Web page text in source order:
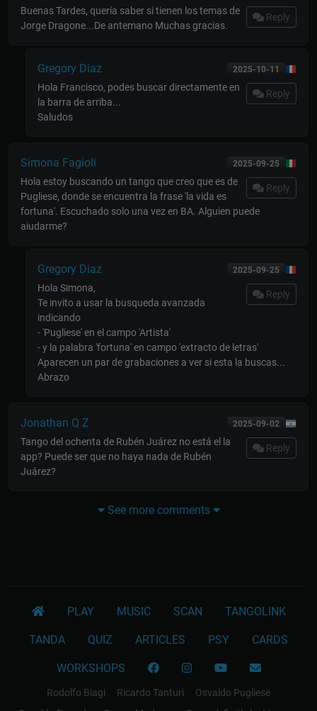
Reply
Buenas Tardes, quería saber si tienen los temas de
Jorge Dragone...De antemano Muchas gracias.
2025-10-11
Gregory Diaz
Reply
Hola Francisco, podes buscar directamente en
la barra de arriba...
Saludos
2025-09-25
Simona Fagioli
Reply
Hola estoy buscando un tango que creo que es de
Pugliese, donde se encuentra la frase 'la vida es
fortuna'. Escuchado solo una vez en BA. Alguien puede
aiudarme?
2025-09-25
Gregory Diaz
Reply
Hola Simona,
Te invito a usar la busqueda avanzada
indicando
- 'Pugliese' en el campo 'Artista'
- y la palabra 'fortuna' en campo 'extracto de letras'
Aparecen un par de grabaciones a ver si esta la buscas...
Abrazo
2025-09-02
Jonathan Q Z
Reply
Tango del ochenta de Rubén Juárez no está el la
app? Puede ser que no haya nada de Rubén
Juárez?
See more comments
PLAY MUSIC SCAN TANGOLINK
TANDA QUIZ ARTICLES PSY CARDS
WORKSHOPS
Rodolfo Biagi Ricardo Tanturi
Osvaldo Pugliese